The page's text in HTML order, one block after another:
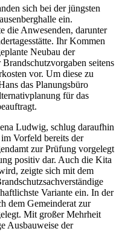
sich bei der jüngsten
ein.
die Anwesenden, darunter
Ihr Kommen
Neubau der
seitens
vor. Um diese zu
das Planungsbüro
für das
Ludwig, schlug daraufhin
Vorfeld bereits der
zur Prüfung vorgelegt
positiv dar. Auch die Kita
zeigte sich mit dem
Variante ein. In der
dem Gemeinderat zur
Mit großer Mehrheit
Ausbauweise der